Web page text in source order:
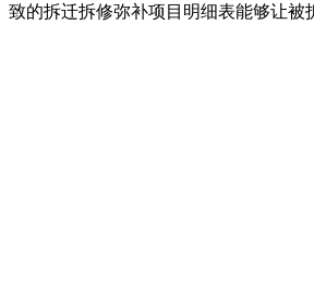
致的拆迁拆修弥补项目明细表能够让